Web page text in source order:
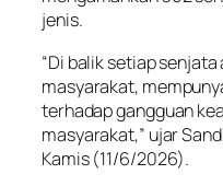
jenis.
“Di balik setiap
masyarakat,
terhadap gangguan
masyarakat,” ujar
Kamis (11/6/2026).